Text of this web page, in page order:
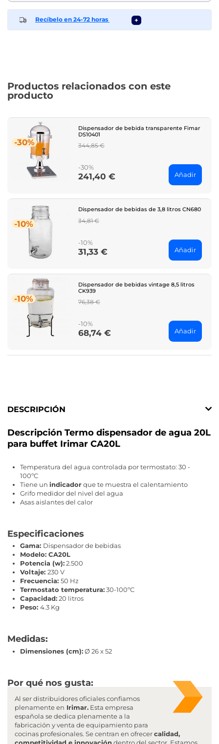
Recíbelo en 24-72 horas +
Productos relacionados con este
producto
-30%
Dispensador de bebida transparente Fimar
DS10401
Regular
344,85 €
-30%
Price
241,40 € Añadir
-10%
Dispensador de bebidas de 3,8 litros CN680
Regular
34,81 €
-10%
Price
31,33 € Añadir
-10%
Dispensador de bebidas vintage 8,5 litros
CK939
Regular
76,38 €
-10%
Price
68,74 € Añadir
DESCRIPCIÓN
Descripción Termo dispensador de agua 20L
para buffet Irimar CA20L
Temperatura del agua controlada por termostato: 30 -
100ºC
Tiene un indicadorque te muestra el calentamiento
Grifo medidor del nivel del agua
Asas aislantes del calor
Especificaciones
Gama: Dispensador de bebidas
Modelo: CA20L
Potencia (w):2.500
Voltaje: 230 V
Frecuencia: 50 Hz
Termostato temperatura:30-100ºC
Capacidad:20 litros
Peso: 4.3 Kg
Medidas:
Dimensiones (cm):Ø 26 x 52
Por qué nos gusta:
Al ser distribuidores oficiales confiamos
plenamente en Irimar. Esta empresa
española se dedica plenamente a la
fabricación y venta de equipamiento para
cocinas profesionales. Se centran en ofrecercalidad,